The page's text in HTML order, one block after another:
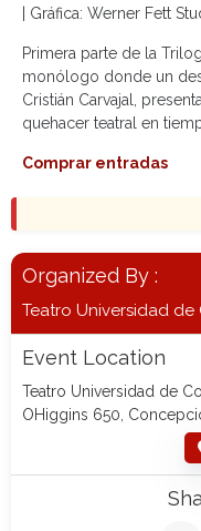
| Gráfica: Werner Fett
Primera parte de la
monólogo donde un
Cristián Carvajal,
quehacer teatral en
Comprar entradas
Organized By :
Teatro Universidad
Event Location
Teatro Universidad de
OHiggins 650,